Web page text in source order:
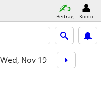
Beitrag Konto
Wed, Nov 19